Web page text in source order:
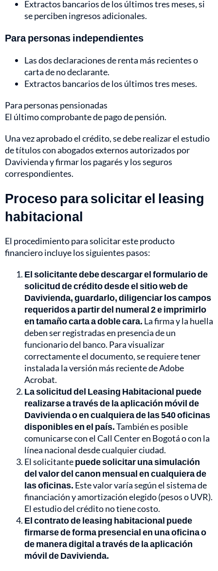
Extractos bancarios de los últimos tres meses, si
se perciben ingresos adicionales.
Para personas independientes
Las dos declaraciones de renta más recientes o
carta de no declarante.
Extractos bancarios de los últimos tres meses.
Para personas pensionadas
El último comprobante de pago de pensión.
Una vez aprobado el crédito, se debe realizar el estudio
de títulos con abogados externos autorizados por
Davivienda y firmar los pagarés y los seguros
correspondientes.
Proceso para solicitar el leasing
habitacional
El procedimiento para solicitar este producto
financiero incluye los siguientes pasos:
El solicitante debe descargar el formulario de
solicitud de crédito desde el sitio web de
Davivienda, guardarlo, diligenciar los campos
requeridos a partir del numeral 2 e imprimirlo
en tamaño carta a doble cara. La firma y la huella
deben ser registradas en presencia de un
funcionario del banco. Para visualizar
correctamente el documento, se requiere tener
instalada la versión más reciente de Adobe
Acrobat.
La solicitud del Leasing Habitacional puede
realizarse a través de la aplicación móvil de
Davivienda o en cualquiera de las 540 oficinas
disponibles en el país.También es posible
comunicarse con el Call Center en Bogotá o con la
línea nacional desde cualquier ciudad.
El solicitantepuede solicitar una simulación
del valor del canon mensual en cualquiera de
las oficinas. Este valor varía según el sistema de
financiación y amortización elegido (pesos o UVR).
El estudio del crédito no tiene costo.
El contrato de leasing habitacional puede
firmarse de forma presencial en una oficina o
de manera digital a través de la aplicación
móvil de Davivienda.